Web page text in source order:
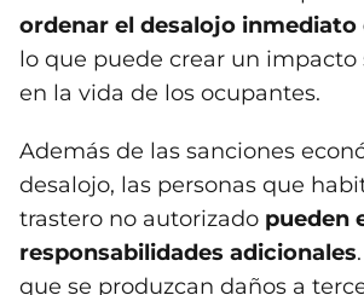
ordenar el desalojo
lo que puede crear un
en la vida de los ocupantes.
Además de las sanciones
desalojo, las personas que
trastero no autorizado pueden
responsabilidades adicionales
que se produzcan daños a